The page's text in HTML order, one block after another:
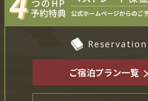
Reservation
ご宿泊プラン一覧